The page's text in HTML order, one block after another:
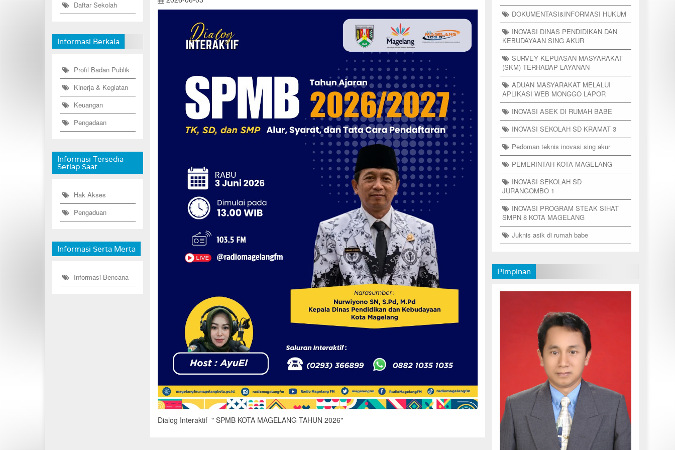
Daftar Sekolah
Informasi Berkala
Profil Badan Publik
Kinerja & Kegiatan
Keuangan
Pengadaan
Informasi Tersedia
Setiap Saat
Hak Akses
Pengaduan
Informasi Serta Merta
Informasi Bencana
Dialog Interaktif " SPMB KOTA MAGELANG TAHUN 2026"
DOKUMENTASI&INFORMASI HUKUM
INOVASI DINAS PENDIDIKAN DAN
KEBUDAYAAN SING AKUR
SURVEY KEPUASAN MASYARAKAT
(SKM) TERHADAP LAYANAN
ADUAN MASYARAKAT MELALUI
APLIKASI WEB MONGGO LAPOR
INOVASI ASEK DI RUMAH BABE
INOVASI SEKOLAH SD KRAMAT 3
Pedoman teknis inovasi sing akur
PEMERINTAH KOTA MAGELANG
INOVASI SEKOLAH SD
JURANGOMBO 1
INOVASI PROGRAM STEAK SIHAT
SMPN 8 KOTA MAGELANG
Juknis asik di rumah babe
Pimpinan